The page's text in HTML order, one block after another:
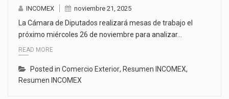
INCOMEX noviembre 21, 2025
La Cámara de Diputados realizará mesas de trabajo el
próximo miércoles 26 de noviembre para analizar…
READ MORE
Posted in Comercio Exterior, Resumen INCOMEX,
Resumen INCOMEX